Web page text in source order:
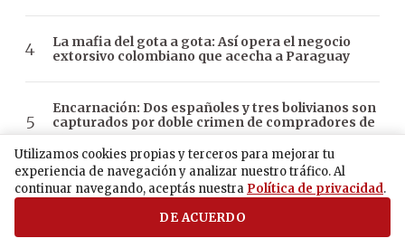
La mafia del gota a gota: Así opera el negocio
extorsivo colombiano que acecha a Paraguay
Encarnación: Dos españoles y tres bolivianos son
capturados por doble crimen de compradores de
oro
Utilizamos cookies propias y terceros para mejorar tu
experiencia de navegación y analizar nuestro tráfico. Al
continuar navegando, aceptás nuestra Política de privacidad.
DE ACUERDO